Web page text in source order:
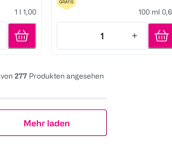
1 l 1,00 100 ml
1
Quantity: 1
von277 Produkten angesehen
Mehr laden